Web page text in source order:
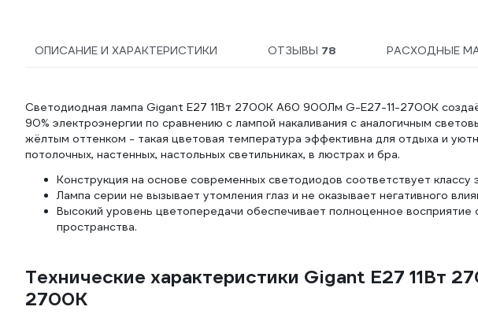
ОПИСАНИЕ И ХАРАКТЕРИСТИКИ ОТЗЫВЫ 78 РАСХОДНЫЕ
Светодиодная лампа Gigant E27 11Вт 2700К А60 900Лм G-E27-11-2700K
90% электроэнергии по сравнению с лампой накаливания с аналогичным
жёлтым оттенком - такая цветовая температура эффективна для отдыха и
потолочных, настенных, настольных светильниках, в люстрах и бра.
Конструкция на основе современных светодиодов соответствует классу
Лампа серии не вызывает утомления глаз и не оказывает негативного
Высокий уровень цветопередачи обеспечивает полноценное
пространства.
Технические характеристики Gigant E27 11Вт
2700K